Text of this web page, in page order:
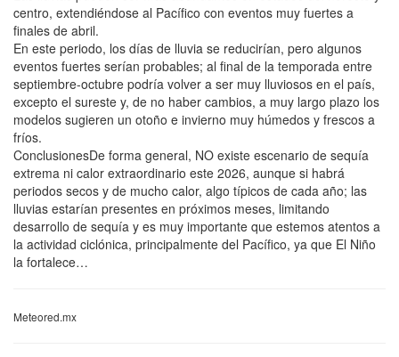
centro, extendiéndose al Pacífico con eventos muy fuertes a
finales de abril.
En este periodo, los días de lluvia se reducirían, pero algunos
eventos fuertes serían probables; al final de la temporada entre
septiembre-octubre podría volver a ser muy lluviosos en el país,
excepto el sureste y, de no haber cambios, a muy largo plazo los
modelos sugieren un otoño e invierno muy húmedos y frescos a
fríos.
ConclusionesDe forma general, NO existe escenario de sequía
extrema ni calor extraordinario este 2026, aunque si habrá
periodos secos y de mucho calor, algo típicos de cada año; las
lluvias estarían presentes en próximos meses, limitando
desarrollo de sequía y es muy importante que estemos atentos a
la actividad ciclónica, principalmente del Pacífico, ya que El Niño
la fortalece…
Meteored.mx